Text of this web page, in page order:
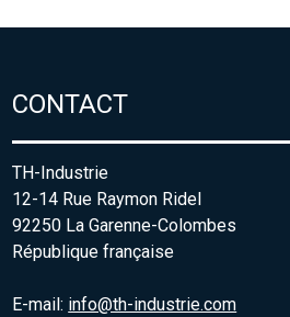
CONTACT
TH-Industrie
12-14 Rue Raymon Ridel
92250 La Garenne-Colombes
République française
E-mail: info@th-industrie.com